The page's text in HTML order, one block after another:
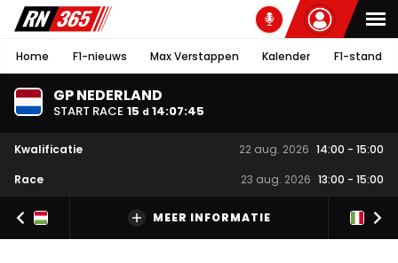
Home F1-nieuws Max Verstappen Kalender F1-stand
GP NEDERLAND
START RACE 15 d 14:07:44
Kwalificatie 22 aug. 2026 14:00 - 15:00
Race
23 aug. 2026 13:00 - 15:00
MEER INFORMATIE